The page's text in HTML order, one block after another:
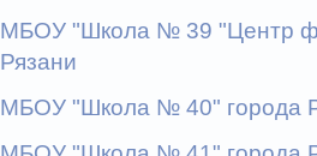
МБОУ "Школа № 39 "Центр
Рязани
МБОУ "Школа № 40" города